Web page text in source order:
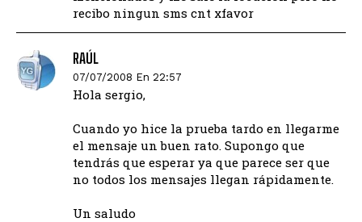
recibo ningun sms cnt xfavor
RAÚL
07/07/2008 En 22:57
Hola sergio,
Cuando yo hice la prueba tardo en llegarme
el mensaje un buen rato. Supongo que
tendrás que esperar ya que parece ser que
no todos los mensajes llegan rápidamente.
Un saludo